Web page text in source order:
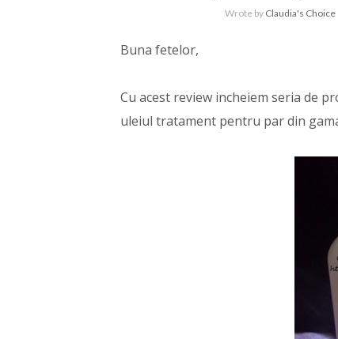
Wrote by Claudia's Choice
Buna fetelor,
Cu acest review incheiem seria de
uleiul tratament pentru par din